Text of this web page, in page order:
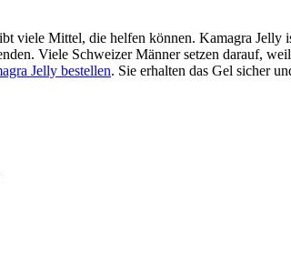
viele Mittel, die helfen können. Kamagra Jelly
Viele Schweizer Männer setzen darauf,
Jelly bestellen. Sie erhalten das Gel sicher